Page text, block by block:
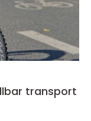
transport